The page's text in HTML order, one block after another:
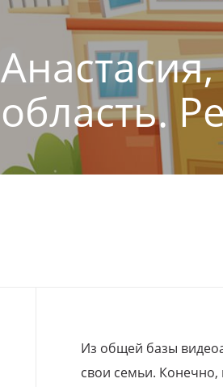
область.
Из общей базы
свои семьи. Конечно,